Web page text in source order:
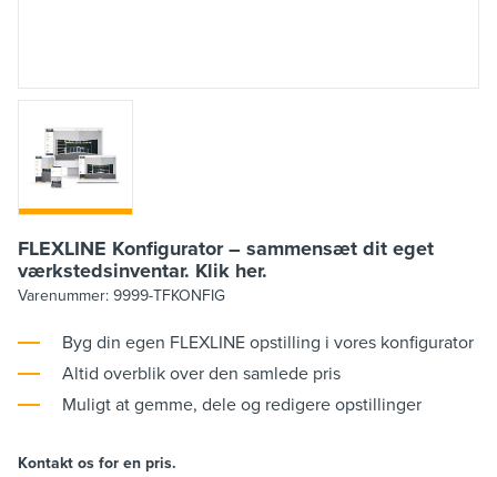
FLEXLINE Konfigurator – sammensæt dit eget
værkstedsinventar. Klik her.
Varenummer: 9999-TFKONFIG
Byg din egen FLEXLINE opstilling i vores konfigurator
Altid overblik over den samlede pris
Muligt at gemme, dele og redigere opstillinger
Kontakt os for en pris.